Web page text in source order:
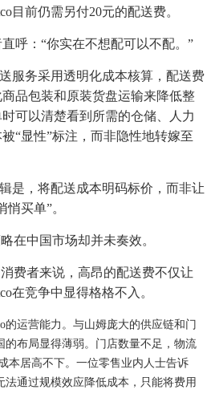
目前仍需另付20元的配送费。
呼：“你实在不想配可以不配。”
服务采用透明化成本核算，配送费
品包装和原装货盘运输来降低整
可以清楚看到所需的仓储、人力
“显性”标注，而非隐性地转嫁至
是，将配送成本明码标价，而非让
买单”。
在中国市场却并未奏效。
费者来说，高昂的配送费不仅让
在竞争中显得格格不入。
的运营能力。 与山姆庞大的供应链和门
的布局显得薄弱。门店数量不足，物流
本居高不下。一位零售业内人士告诉
法通过规模效应降低成本，只能将费用